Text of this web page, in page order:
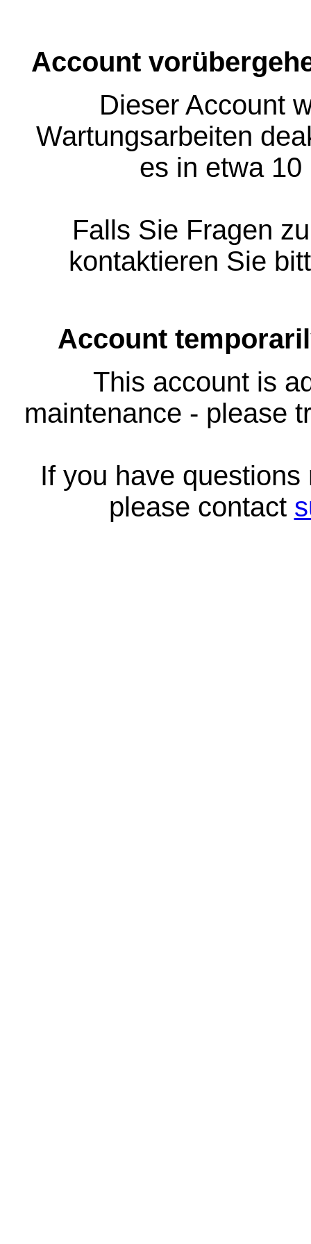
Account
Dieser Account
Wartungsarbeiten
es in etwa
Falls Sie Fragen
kontaktieren Sie
Account
This account is
maintenance - please
If you have
please contact